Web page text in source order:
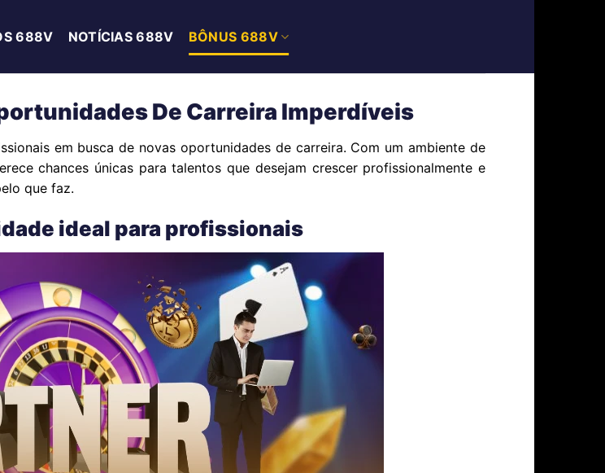
688V NOTÍCIAS 688V BÔNUS 688V
De Carreira Imperdíveis
em busca de novas oportunidades de carreira. Com um ambiente de
chances únicas para talentos que desejam crescer profissionalmente e
que faz.
ideal para profissionais